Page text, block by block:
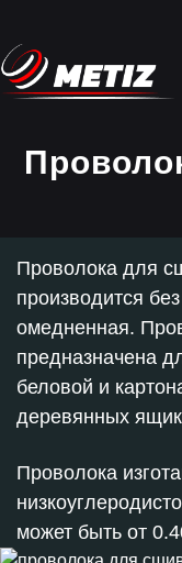
Проволока для
производится
омедненная.
предназначена
беловой и
деревянных
Проволока
может быть от